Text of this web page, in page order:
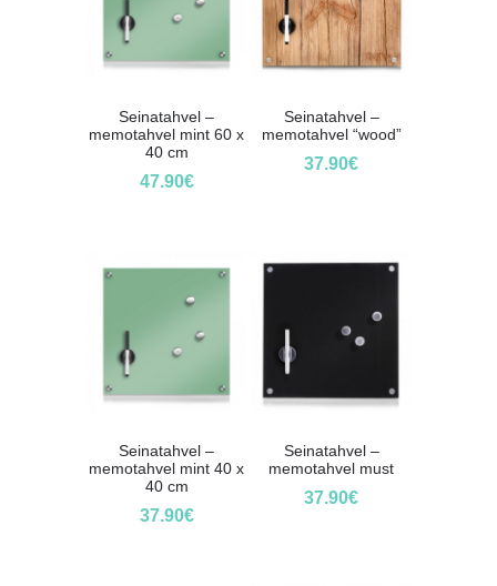
Seinatahvel –
memotahvel mint 60 x
40 cm
47.90€
Seinatahvel –
memotahvel “wood”
37.90€
Seinatahvel –
memotahvel mint 40 x
40 cm
37.90€
Seinatahvel –
memotahvel must
37.90€